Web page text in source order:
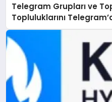
Telegram Grupları ve
Topluluklarını